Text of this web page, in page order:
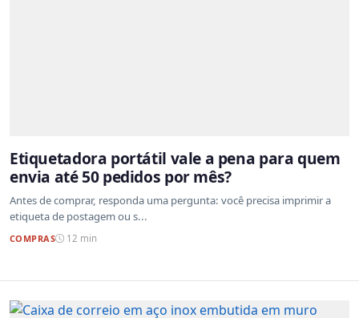
Etiquetadora portátil vale a pena para quem
envia até 50 pedidos por mês?
Antes de comprar, responda uma pergunta: você precisa imprimir a
etiqueta de postagem ou s...
COMPRAS 12 min